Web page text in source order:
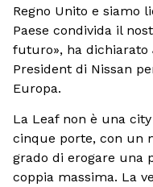
Regno Unito e siamo
Paese condivida il
futuro», ha dichiarato
President di Nissan
Europa.
La Leaf non è una
cinque porte, con un
grado di erogare una
coppia massima. La